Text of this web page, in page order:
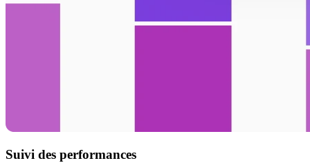
Suivi des performances